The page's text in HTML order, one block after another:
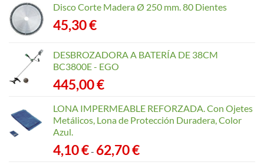
Disco Corte Madera Ø 250 mm. 80 Dientes
45,30€
DESBROZADORA A BATERÍA DE 38CM
BC3800E - EGO
445,00€
LONA IMPERMEABLE REFORZADA. Con Ojetes
Metálicos, Lona de Protección Duradera, Color
Azul.
4,10€- 62,70€Rango